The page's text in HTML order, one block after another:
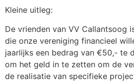
Kleine uitleg:
De vrienden van VV Callantsoog
die onze vereniging financieel
jaarlijks een bedrag van €50,- te
om het geld in te zetten om de
de realisatie van specifieke